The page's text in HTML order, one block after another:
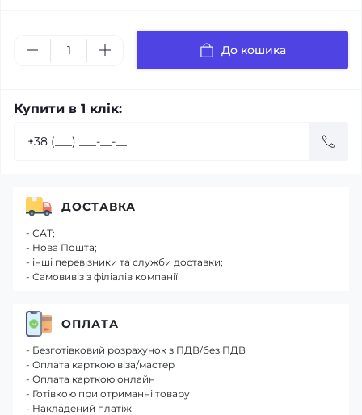
До кошика
Купити в 1 клік:
ДОСТАВКА
- САТ;
- Нова Пошта;
- інші перевізники та служби доставки;
- Самовивіз з філіалів компанії
ОПЛАТА
- Безготівковий розрахунок з ПДВ/без ПДВ
- Оплата карткою віза/мастер
- Оплата карткою онлайн
- Готівкою при отриманні товару
- Накладений платіж